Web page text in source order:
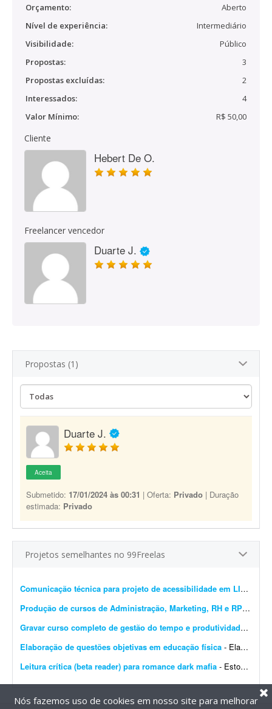
Orçamento:
Aberto
Nível de experiência:
Intermediário
Visibilidade:
Público
Propostas:
3
Propostas excluídas:
2
Interessados:
4
Valor Mínimo:
R$ 50,00
Cliente
Hebert De O.
Freelancer vencedor
Duarte J.
Propostas (1)
Duarte J.
Aceita
Submetido: 17/01/2024 às 00:31 | Oferta: Privado | Duração
estimada: Privado
Projetos semelhantes no 99Freelas
Comunicação técnica para projeto de acessibilidade em LIBRAS
Produção de cursos de Administração, Marketing, RH e RP
-
Gravar curso completo de gestão do tempo e produtividade
-
Elaboração de questões objetivas em educação física - Elaboração de questões com 5 alternativas de resposta e apenas uma correta. As questões devem ser elaboradas de acordo com o programa/bibliografia. O(a) elaborador(a) d...
Leitura crítica (beta reader) para romance dark mafia - Estou em busca de uma leitora crítica (beta reader) para avaliar o manuscrito completo de um romance do subgênero dark mafia romance. Sobre o livro: - Gênero: Romance / dark rom...
Nós fazemos uso de cookies em nosso site para melhorar